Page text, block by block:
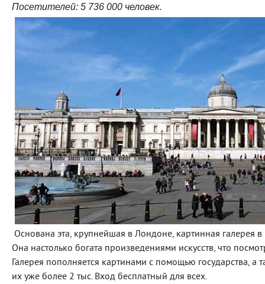
Посетителей: 5 736 000 человек.
Основана эта, крупнейшая в Лондоне, картинная галерея
Она настолько богата произведениями искусств, что
Галерея пополняется картинами с помощью государства,
их уже более 2 тыс. Вход бесплатный для всех.